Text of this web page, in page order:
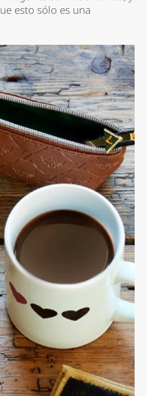
esto sólo es una